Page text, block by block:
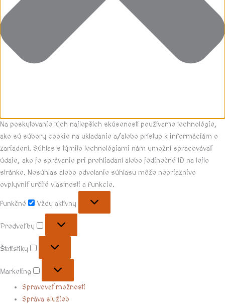
Na poskytovanie tých najlepších skúseností používame technológie,
ako sú súbory cookie na ukladanie a/alebo prístup k informáciám o
zariadení. Súhlas s týmito technológiami nám umožní spracovávať
údaje, ako je správanie pri prehliadaní alebo jedinečné ID na tejto
stránke. Nesúhlas alebo odvolanie súhlasu môže nepriaznivo
ovplyvniť určité vlastnosti a funkcie.
Funkčné Vždy aktívny
Predvoľby
Štatistiky
Marketing
Spravovať možnosti
Správa služieb